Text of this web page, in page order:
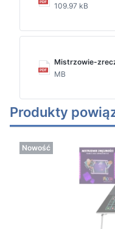
109.97 kB
Mistrzowie-
MB
Produkty
Nowość